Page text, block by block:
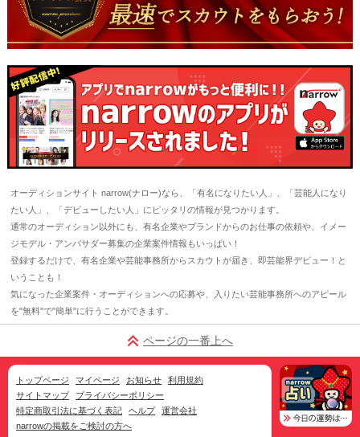
オーディションサイト narrow(ナロー)なら、「有名になりたい人」、「芸能人になり
たい人」、「デビューしたい人」にピッタリの情報が見つかります。
通常のオーディション以外にも、有名企業やブランドからのお仕事の依頼や、イメー
ジモデル・アンバサダー募集の企業案件情報もいっぱい！
登録するだけで、有名企業や芸能事務所からスカウトが届き、即芸能界デビュー！と
いうことも！
気になった企業案件・オーディションへの応募や、入りたい芸能事務所へのアピール
を"無料"で"簡単"に行うことができます。
ページの一番上へ
トップページ マイページ お知らせ
利用規約
サイトマップ
プライバシーポリシー
特定商取引法に基づく表記
ヘルプ
運営会社
narrowの掲載をご検討の方へ